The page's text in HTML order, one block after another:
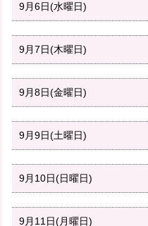
9月6日(水曜日)
9月7日(木曜日)
9月8日(金曜日)
9月9日(土曜日)
9月10日(日曜日)
9月11日(月曜日)